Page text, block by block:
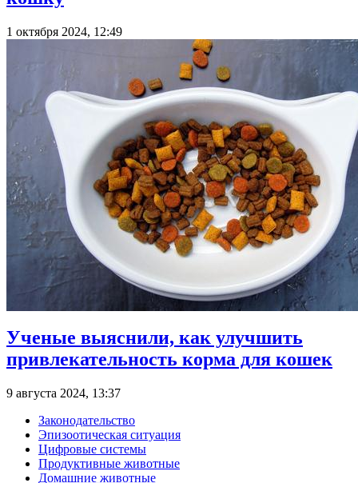
1 октября 2024, 12:49
Ученые выяснили, как улучшить
привлекательность корма для кошек
9 августа 2024, 13:37
Законодательство
Эпизоотическая ситуация
Цифровые системы
Продуктивные животные
Домашние животные